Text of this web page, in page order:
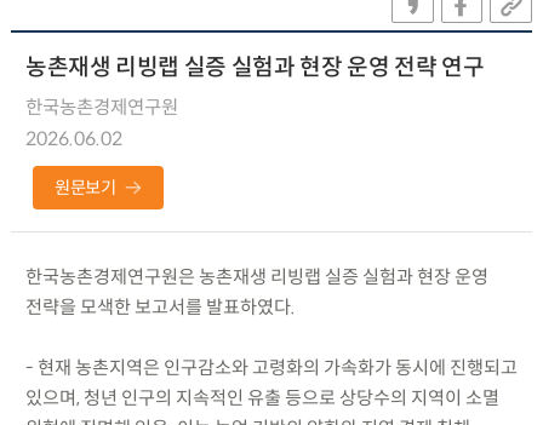
농촌재생 리빙랩 실증 실험과 현장 운영 전략 연구
한국농촌경제연구원
2026.06.02
원문보기
한국농촌경제연구원은 농촌재생 리빙랩 실증 실험과 현장 운영
전략을 모색한 보고서를 발표하였다.
- 현재 농촌지역은 인구감소와 고령화의 가속화가 동시에 진행되고
있으며, 청년 인구의 지속적인 유출 등으로 상당수의 지역이 소멸